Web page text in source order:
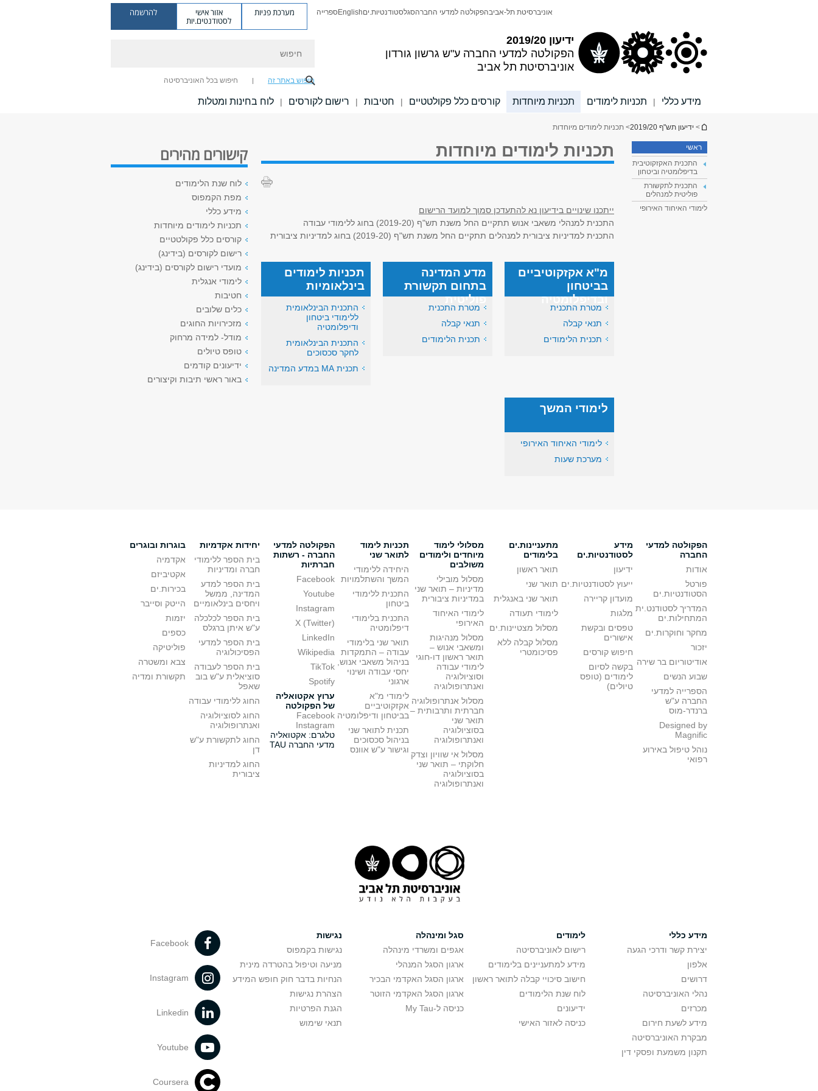
ידיעון 2019/20
הפקולטה למדעי החברה ע"ש גרשון גורדון
אוניברסיטת תל אביב
אוניברסיטת תל-אביבהפקולטה למדעי החברהסגלסטודנטיות.יםEnglishספרייה מערכת פניות אזור אישי
לסטודנטים.יות
להרשמה
חיפוש באתר זה חיפוש בכל האוניברסיטה
מידע כללי | תכניות לימודים תכניות מיוחדות קורסים כלל פקולטטיים | חטיבות | רישום לקורסים | לוח בחינות ומטלות
הינך נמצא כאן
> ידיעון תש"ף 2019/20 > תכניות לימודים מיוחדות
ראשי
התכנית האקזקוטיבית
בדיפלומטיה וביטחון
התכנית לתקשורת
פוליטית למנהלים
לימודי האיחוד האירופי
תכניות לימודים מיוחדות
ייתכנו שינויים בידיעון נא להתעדכן סמוך למועד הרישום
התכנית למנהלי משאבי אנוש תתקיים החל משנת תש"ף (2019-20) בחוג ללימודי עבודה
התכנית למדיניות ציבורית למנהלים תתקיים החל משנת תש"ף (2019-20) בחוג למדיניות ציבורית
מ"א אקזקוטיביים
בביטחון
ובדיפלומטיה
מטרת התכנית
תנאי קבלה
תכנית הלימודים
מדע המדינה
בתחום תקשורת
פוליטית
מטרת התכנית
תנאי קבלה
תכנית הלימודים
תכניות לימודים
בינלאומיות
התכנית הבינלאומית
ללימודי ביטחון
ודיפלומטיה
התכנית הבינלאומית
לחקר סכסוכים
תכנית MA במדע המדינה
לימודי המשך
לימודי האיחוד האירופי
מערכת שעות
קישורים מהירים
לוח שנת הלימודים
מפת הקמפוס
מידע כללי
תכניות לימודים מיוחדות
קורסים כלל פקולטטיים
רישום לקורסים (בידינג)
מועדי רישום לקורסים (בידינג)
לימודי אנגלית
חטיבות
כלים שלובים
מזכירויות החוגים
מודל- למידה מרחוק
טופס טיולים
ידיעונים קודמים
באור ראשי תיבות וקיצורים
הפקולטה למדעי
החברה
אודות
פורטל
הסטודנטיות.ים
המדריך לסטודנט.ית
המתחילות.ים
מחקר וחוקרות.ים
יזכור
אודיטוריום בר שירה
שבוע הנשים
הספרייה למדעי
החברה ע"ש
ברנדר-מוס
Designed by
Magnific
נוהל טיפול באירוע
רפואי
מידע
לסטודנטיות.ים
ידיעון
ייעוץ לסטודנטיות.ים
מועדון קריירה
מלגות
טפסים ובקשת
אישורים
חיפוש קורסים
בקשה לסיום
לימודים (טופס
טיולים)
מתעניינות.ים
בלימודים
תואר ראשון
תואר שני
תואר שני באנגלית
לימודי תעודה
מסלול מצטיינות.ים
מסלול קבלה ללא
פסיכומטרי
מסלולי לימוד
מיוחדים ולימודים
משולבים
מסלול מובילי
מדיניות – תואר שני
במדיניות ציבורית
לימודי האיחוד
האירופי
מסלול מנהיגות
ומשאבי אנוש –
תואר ראשון דו-חוגי
לימודי עבודה
וסוציולוגיה
ואנתרופולוגיה
מסלול אנתרופולוגיה
חברתית ותרבותית –
תואר שני
בסוציולוגיה
ואנתרופולוגיה
מסלול אי שוויון וצדק
חלוקתי – תואר שני
בסוציולוגיה
ואנתרופולוגיה
תכניות לימוד
לתואר שני
היחידה ללימודי
המשך והשתלמויות
התכנית ללימודי
ביטחון
התכנית בלימודי
דיפלומטיה
תואר שני בלימודי
עבודה – התמקדות
בניהול משאבי אנוש,
יחסי עבודה ושינוי
ארגוני
לימודי מ"א
אקזקוטיביים
בביטחון ודיפלומטיה
תכנית לתואר שני
בניהול סכסוכים
וגישור ע"ש אוונס
הפקולטה למדעי
החברה - רשתות
חברתיות
Facebook
Youtube
Instagram
X (Twitter)
LinkedIn
Wikipedia
TikTok
Spotify
ערוץ אקטואליה
של הפקולטה
Facebook
Instagram
טלגרם: אקטואליה
מדעי החברה TAU
יחידות אקדמיות
בית הספר ללימודי
חברה ומדיניות
בית הספר למדע
המדינה, ממשל
ויחסים בינלאומיים
בית הספר לכלכלה
ע"ש איתן ברגלס
בית הספר למדעי
הפסיכולוגיה
בית הספר לעבודה
סוציאלית ע"ש בוב
שאפל
החוג ללימודי עבודה
החוג לסוציולוגיה
ואנתרופולוגיה
החוג לתקשורת ע"ש
דן
החוג למדיניות
ציבורית
בוגרות ובוגרים
אקדמיה
אקטיביזם
בכירות.ים
הייטק וסייבר
יזמות
כספים
פוליטיקה
צבא ומשטרה
תקשורת ומדיה
מידע כללי
יצירת קשר ודרכי הגעה
אלפון
דרושים
נהלי האוניברסיטה
מכרזים
מידע לשעת חירום
מבקרת האוניברסיטה
תקנון משמעת ופסקי דין
לימודים
רישום לאוניברסיטה
מידע למתעניינים בלימודים
חישוב סיכויי קבלה לתואר ראשון
לוח שנת הלימודים
ידיעונים
כניסה לאזור האישי
סגל ומינהלה
אגפים ומשרדי מינהלה
ארגון הסגל המנהלי
ארגון הסגל האקדמי הבכיר
ארגון הסגל האקדמי הזוטר
כניסה ל-My Tau
נגישות
נגישות בקמפוס
מניעה וטיפול בהטרדה מינית
הנחיות בדבר חוק חופש המידע
הצהרת נגישות
הגנת הפרטיות
תנאי שימוש
Facebook
Instagram
Linkedin
Youtube
Coursera